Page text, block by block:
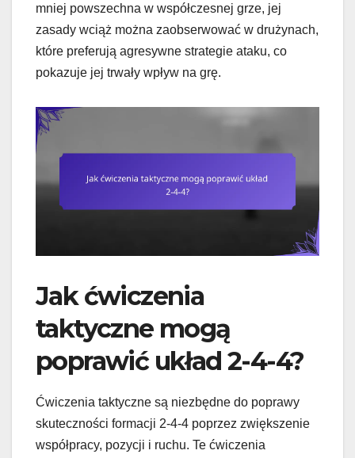
mniej powszechna w współczesnej grze, jej
zasady wciąż można zaobserwować w drużynach,
które preferują agresywne strategie ataku, co
pokazuje jej trwały wpływ na grę.
Jak ćwiczenia
taktyczne mogą
poprawić układ 2-4-4?
Ćwiczenia taktyczne są niezbędne do poprawy
skuteczności formacji 2-4-4 poprzez zwiększenie
współpracy, pozycji i ruchu. Te ćwiczenia